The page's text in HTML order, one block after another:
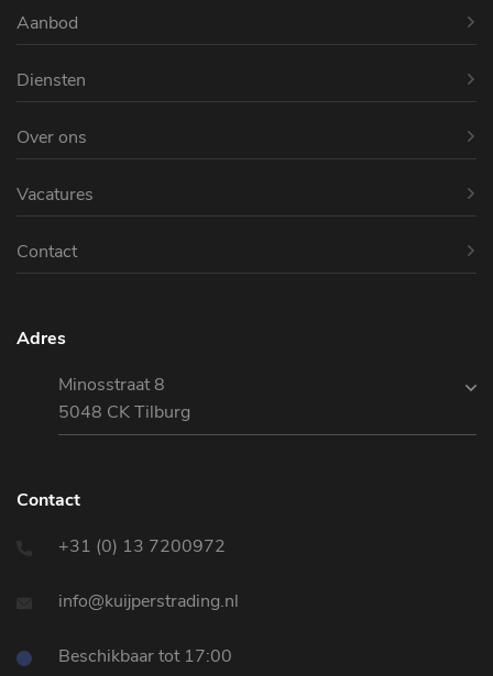
Aanbod
Diensten
Over ons
Vacatures
Contact
Adres
Minosstraat 8
5048 CK Tilburg
Contact
+31 (0) 13 7200972
info@kuijperstrading.nl
Beschikbaar tot 17:00